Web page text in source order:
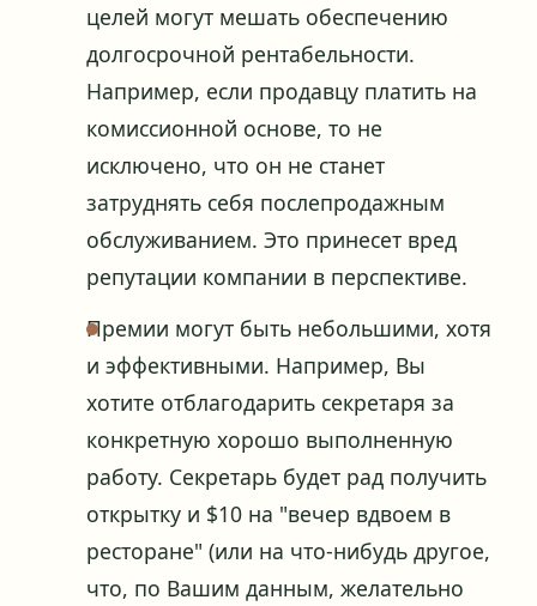
целей могут мешать обеспечению
долгосрочной рентабельности.
Например, если продавцу платить на
комиссионной основе, то не
исключено, что он не станет
затруднять себя послепродажным
обслуживанием. Это принесет вред
репутации компании в перспективе.
Премии могут быть небольшими, хотя
и эффективными. Например, Вы
хотите отблагодарить секретаря за
конкретную хорошо выполненную
работу. Секретарь будет рад получить
открытку и $10 на "вечер вдвоем в
ресторане" (или на что-нибудь другое,
что, по Вашим данным, желательно